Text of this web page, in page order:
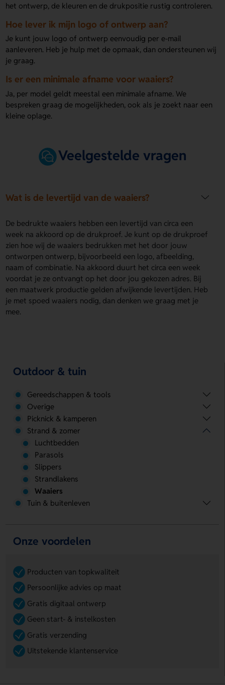
het ontwerp, de kleuren en de drukpositie rustig controleren.
Hoe lever ik mijn logo of ontwerp aan?
Je kunt jouw logo of ontwerp eenvoudig per e-mail
aanleveren. Heb je hulp met de opmaak, dan ondersteunen wij
je graag.
Is er een minimale afname voor waaiers?
Ja, per model geldt meestal een minimale afname. We
bespreken graag de mogelijkheden, ook als je zoekt naar een
kleine oplage.
Veelgestelde vragen
Wat is de levertijd van de waaiers?
De bedrukte waaiers hebben een levertijd van circa een
week na akkoord op de drukproef. Je kunt op de drukproef
zien hoe wij de waaiers bedrukken met het door jouw
ontworpen ontwerp, bijvoorbeeld een logo, afbeelding,
naam of combinatie. Na akkoord duurt het circa een week
voordat je ze ontvangt op het door jou gekozen adres. Bij
een maatwerk productie gelden afwijkende levertijden. Heb
je met spoed waaiers nodig, dan denken we graag met je
mee.
Outdoor & tuin
Gereedschappen & tools
Overige
Picknick & kamperen
Strand & zomer
Luchtbedden
Parasols
Slippers
Strandlakens
Waaiers
Tuin & buitenleven
Onze voordelen
Producten van topkwaliteit
Persoonlijke advies op maat
Gratis digitaal ontwerp
Geen start- & instelkosten
Gratis verzending
Uitstekende klantenservice